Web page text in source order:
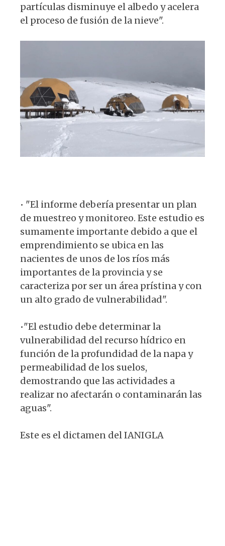
partículas disminuye el albedo y acelera
el proceso de fusión de la nieve".
• "El informe debería presentar un plan
de muestreo y monitoreo. Este estudio es
sumamente importante debido a que el
emprendimiento se ubica en las
nacientes de unos de los ríos más
importantes de la provincia y se
caracteriza por ser un área prístina y con
un alto grado de vulnerabilidad".
•"El estudio debe determinar la
vulnerabilidad del recurso hídrico en
función de la profundidad de la napa y
permeabilidad de los suelos,
demostrando que las actividades a
realizar no afectarán o contaminarán las
aguas".
Este es el dictamen del IANIGLA